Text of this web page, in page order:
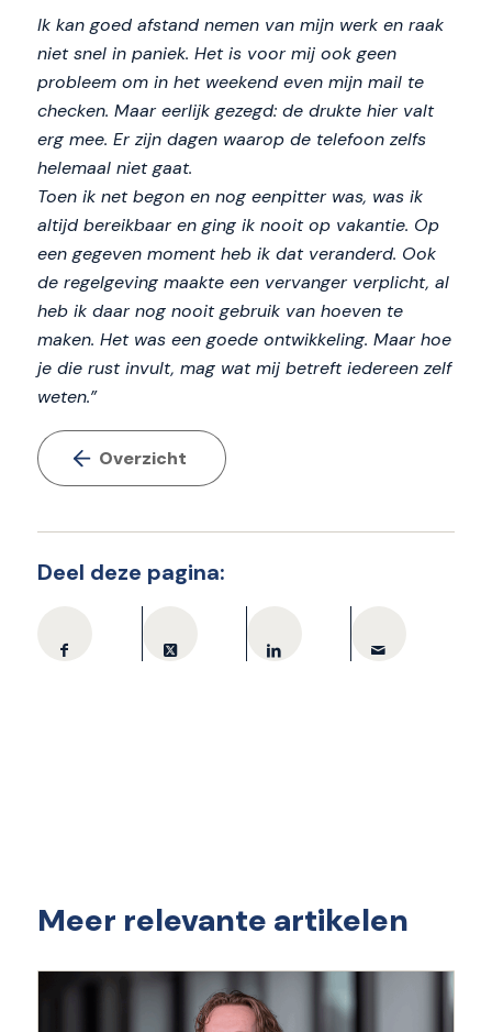
Ik kan goed afstand nemen van mijn werk en raak
niet snel in paniek. Het is voor mij ook geen
probleem om in het weekend even mijn mail te
checken. Maar eerlijk gezegd: de drukte hier valt
erg mee. Er zijn dagen waarop de telefoon zelfs
helemaal niet gaat.
Toen ik net begon en nog eenpitter was, was ik
altijd bereikbaar en ging ik nooit op vakantie. Op
een gegeven moment heb ik dat veranderd. Ook
de regelgeving maakte een vervanger verplicht, al
heb ik daar nog nooit gebruik van hoeven te
maken. Het was een goede ontwikkeling. Maar hoe
je die rust invult, mag wat mij betreft iedereen zelf
weten.”
Overzicht
Deel deze pagina:
Meer relevante artikelen